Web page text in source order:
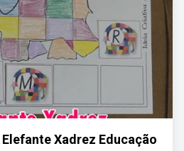
Xadrez Educação